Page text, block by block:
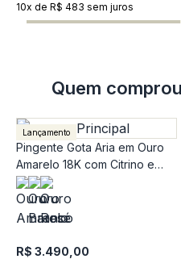
10x de R$ 483 sem juros
Quem
Lançamento
Pingente Gota Aria em Ouro
Amarelo 18K com Citrino e
Topázio Incolor
R$ 3.490,00